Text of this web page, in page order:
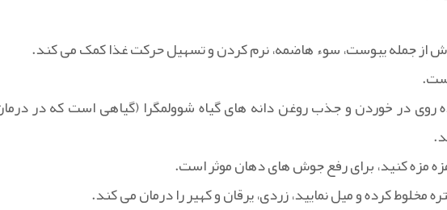
از جمله یبوست، سوء هاضمه، نرم کردن و تسهیل حرکت غذا کمک می کند.
روی در خوردن و جذب روغن دانه های گیاه شوولمگرا (گیاهی است که در
مزه کنید، برای رفع جوش های دهان موثر است.
کرده و میل نمایید، زردی، یرقان و کهیر را درمان می کند.